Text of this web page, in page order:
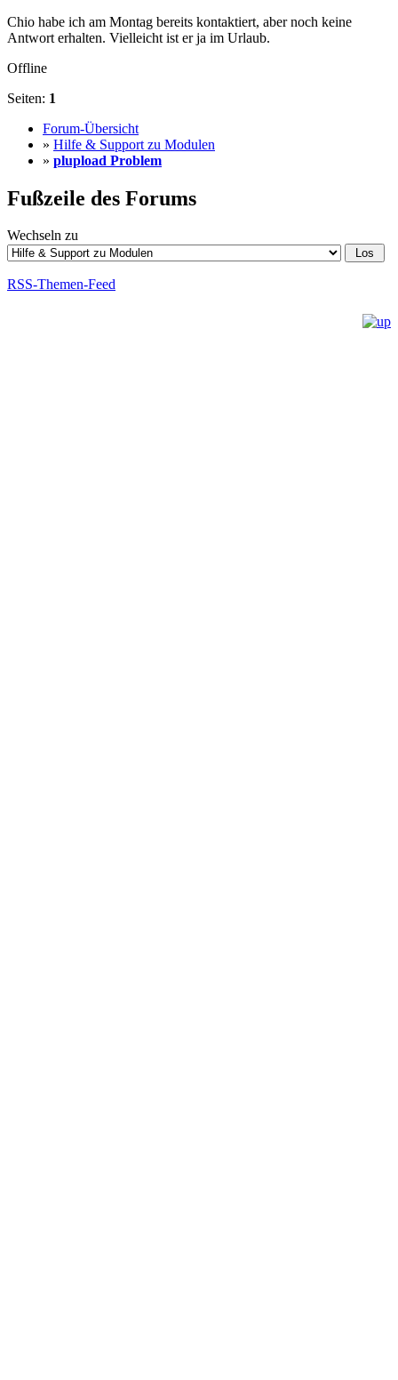
Chio habe ich am Montag bereits kontaktiert, aber noch keine
Antwort erhalten. Vielleicht ist er ja im Urlaub.
Offline
Seiten: 1
Forum-Übersicht
» Hilfe & Support zu Modulen
» plupload Problem
Fußzeile des Forums
Wechseln zu
RSS-Themen-Feed